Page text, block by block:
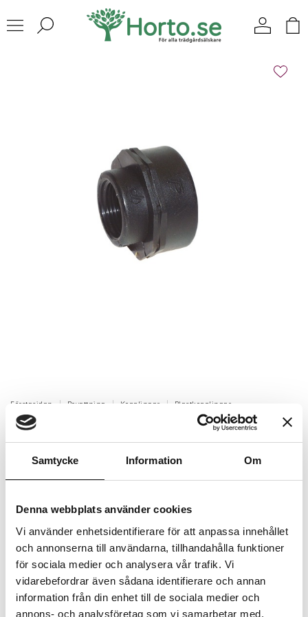
Samtycke Information Om
Denna webbplats använder cookies
Vi använder enhetsidentifierare för att anpassa innehållet
och annonserna till användarna, tillhandahålla funktioner
för sociala medier och analysera vår trafik. Vi
vidarebefordrar även sådana identifierare och annan
information från din enhet till de sociala medier och
annons- och analysföretag som vi samarbetar med.
Förstasidan Bevattning Kopplingar Plastkopplingar
Red. muff PP R20xR15
Reducerad muff PP R20xR15.
Artikelnr: 601385
Beställningsvara, 1-2v
35 kr
Lägg i varukorgen
Trygg betalning